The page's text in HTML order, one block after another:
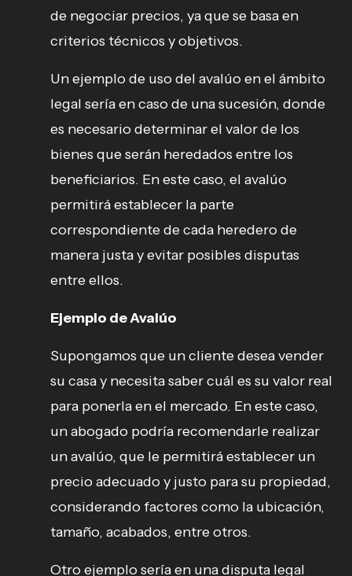
de negociar precios, ya que se basa en
criterios técnicos y objetivos.
Un ejemplo de uso del avalúo en el ámbito
legal sería en caso de una sucesión, donde
es necesario determinar el valor de los
bienes que serán heredados entre los
beneficiarios. En este caso, el avalúo
permitirá establecer la parte
correspondiente de cada heredero de
manera justa y evitar posibles disputas
entre ellos.
Ejemplo de Avalúo
Supongamos que un cliente desea vender
su casa y necesita saber cuál es su valor real
para ponerla en el mercado. En este caso,
un abogado podría recomendarle realizar
un avalúo, que le permitirá establecer un
precio adecuado y justo para su propiedad,
considerando factores como la ubicación,
tamaño, acabados, entre otros.
Otro ejemplo sería en una disputa legal